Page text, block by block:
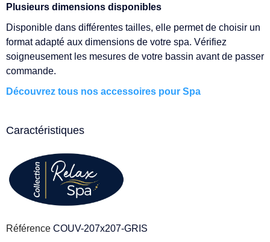
Plusieurs dimensions disponibles
Disponible dans différentes tailles, elle permet de choisir un
format adapté aux dimensions de votre spa. Vérifiez
soigneusement les mesures de votre bassin avant de passer
commande.
Découvrez tous nos accessoires pour Spa
Caractéristiques
Référence COUV-207x207-GRIS